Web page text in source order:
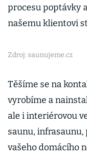
procesu poptávky
našemu klientovi
Zdroj: saunujeme.cz
Těšíme se na
vyrobíme a
ale i interiérovou
saunu, infrasaunu,
vašeho domácího